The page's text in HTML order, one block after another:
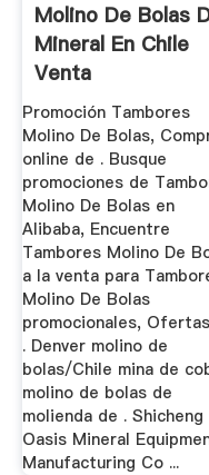
Molino De Bolas
Mineral En Chile
Venta
Promoción Tambores
Molino De Bolas,
online de . Busque
promociones de
Molino De Bolas en
Alibaba, Encuentre
Tambores Molino De
a la venta para
Molino De Bolas
promocionales,
. Denver molino de
bolas/Chile mina de
molino de bolas de
molienda de . Shicheng
Oasis Mineral
Manufacturing Co ...